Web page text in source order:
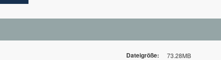
Dateigröße: 73.28MB